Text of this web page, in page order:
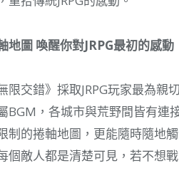
地圖 喚醒你對JRPG最初的感動
限交錯》採取JRPG玩家最為
BGM，各城市與荒野間皆有連
制的捲軸地圖，更能隨時隨地
個敵人都是清楚可見，若不想